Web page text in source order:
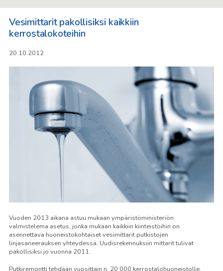
Vesimittarit pakollisiksi kaikkiin
kerrostalokoteihin
20.10.2012
Vuoden 2013 aikana astuu mukaan ympäristöministeriön
valmistelema asetus, jonka mukaan kaikkiin kiinteistöihin on
asennettava huoneistokohtaiset vesimittarit putkistojen
linjasaneerauksen yhteydessä. Uudisrekennuksiin mittarit tulivat
pakollisiksi jo vuonna 2011.
Putkiremontti tehdään vuosittain n. 20 000 kerrostalohuoneistolle.